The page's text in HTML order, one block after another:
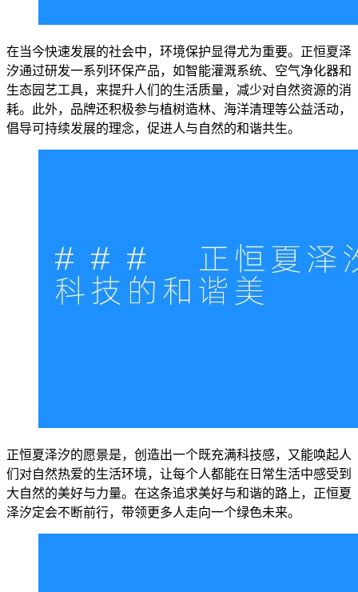
在当今快速发展的社会中，环境保护显得尤为重要。正恒夏泽
汐通过研发一系列环保产品，如智能灌溉系统、空气净化器和
生态园艺工具，来提升人们的生活质量，减少对自然资源的消
耗。此外，品牌还积极参与植树造林、海洋清理等公益活动，
倡导可持续发展的理念，促进人与自然的和谐共生。
正恒夏泽汐的愿景是，创造出一个既充满科技感，又能唤起人
们对自然热爱的生活环境，让每个人都能在日常生活中感受到
大自然的美好与力量。在这条追求美好与和谐的路上，正恒夏
泽汐定会不断前行，带领更多人走向一个绿色未来。